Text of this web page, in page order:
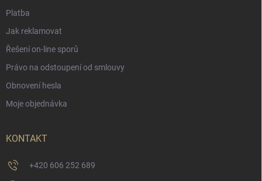
Platba
Jak reklamovat
Řešení on-line sporů
Právo na odstoupení od smlouvy
Obnovení hesla
Moje objednávka
KONTAKT
+420 606 252 689